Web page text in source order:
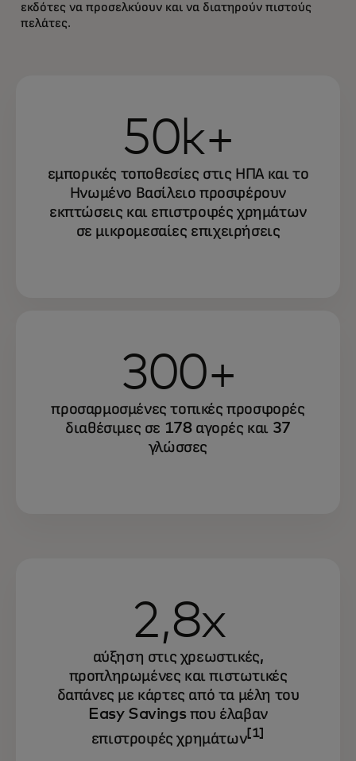
Μάθετε πώς να προσελκύσετε και να
διατηρήσετε μικρές και μεσαίες
επιχειρήσεις με την ειδικά σχεδιασμένη
παγκόσμια πλατφόρμα προσφορών για
εμπόρους.
εκδότες να προσελκύουν και να διατηρούν πιστούς
πελάτες.
50k+
εμπορικές τοποθεσίες στις ΗΠΑ και το
Ηνωμένο Βασίλειο προσφέρουν
εκπτώσεις και επιστροφές χρημάτων
σε μικρομεσαίες επιχειρήσεις
300+
προσαρμοσμένες τοπικές προσφορές
διαθέσιμες σε 178 αγορές και 37
γλώσσες
2,8x
αύξηση στις χρεωστικές,
προπληρωμένες και πιστωτικές
δαπάνες με κάρτες από τα μέλη του
Easy Savings που έλαβαν
επιστροφές χρημάτων[1]